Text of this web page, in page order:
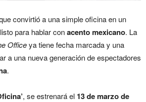
convirtió a una simple oficina en un
para hablar conacento mexicano. La
Officeya tiene fecha marcada y una
a una nueva generación de espectadores
.
, se estrenará el 13 de marzo de